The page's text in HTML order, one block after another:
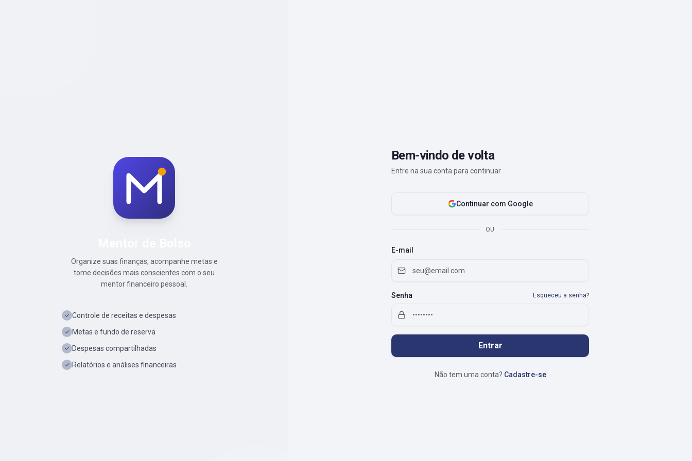
Organize suas finanças, acompanhe metas e
tome decisões mais conscientes com o seu
mentor financeiro pessoal.
✓ Controle de receitas e despesas
✓ Metas e fundo de reserva
✓ Despesas compartilhadas
✓ Relatórios e análises financeiras
Bem-vindo de volta
Entre na sua conta para continuar
Continuar com Google
OU
E-mail
Senha Esqueceu a senha?
Entrar
Não tem uma conta? Cadastre-se